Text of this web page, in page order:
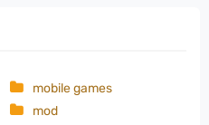
mobile games
mod